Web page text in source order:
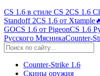
CS 1.6 в стиле CS 2CS 1.6
Standoff 2CS 1.6 от Xtample
GOCS 1.6 от PigeonCS 1.6
Русского МясникаCounter-
Counter-Strike 1.6
Скины оружия